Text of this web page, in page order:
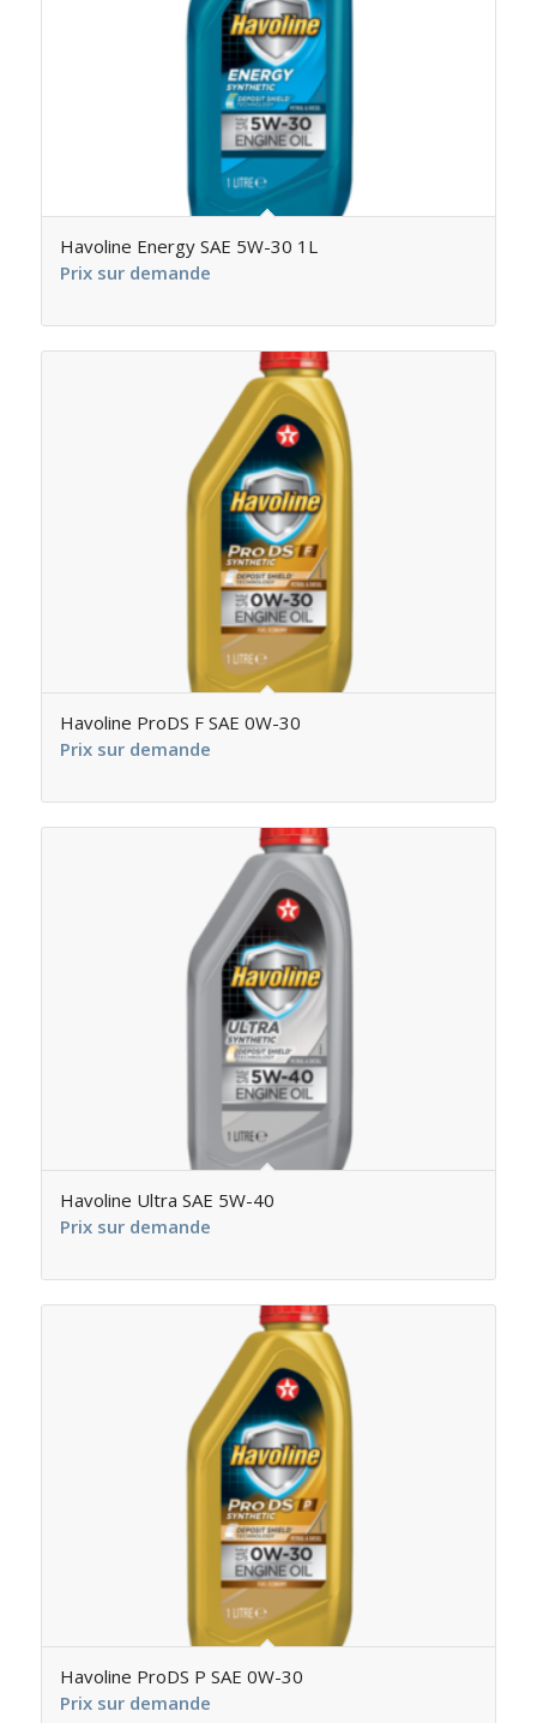
Havoline Energy SAE 5W-30 1L
Prix sur demande
Havoline ProDS F SAE 0W-30
Prix sur demande
Havoline Ultra SAE 5W-40
Prix sur demande
Havoline ProDS P SAE 0W-30
Prix sur demande